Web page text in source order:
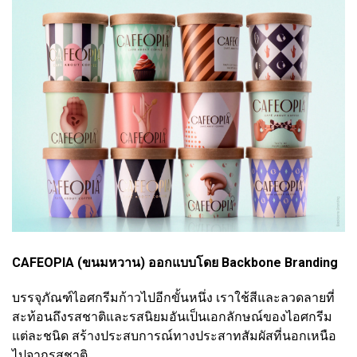
CAFEOPIA (ขนมหวาน) ออกแบบโดย Backbone Branding
บรรจุภัณฑ์ไอศกรีมก้าวไปอีกขั้นหนึ่ง เราใช้สีและลวดลายที่
สะท้อนถึงรสชาติและรสนิยมอันเป็นเอกลักษณ์ของไอศกรีม
แต่ละชนิด สร้างประสบการณ์ทางประสาทสัมผัสที่นอกเหนือ